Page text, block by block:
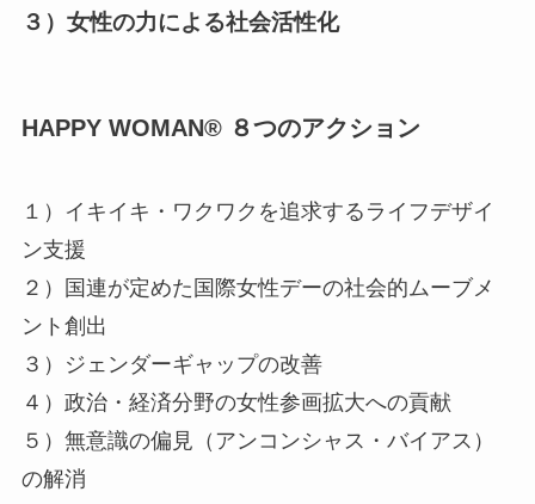
３）女性の力による社会活性化
HAPPY WOMAN®︎ ８つのアクション
１）イキイキ・ワクワクを追求するライフデザイ
ン支援
２）国連が定めた国際女性デーの社会的ムーブメ
ント創出
３）ジェンダーギャップの改善
４）政治・経済分野の女性参画拡大への貢献
５）無意識の偏見（アンコンシャス・バイアス）
の解消